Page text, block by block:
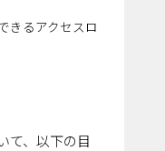
きるアクセスロ
て、以下の目